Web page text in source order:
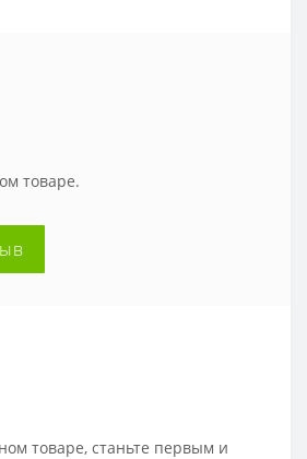
товаре.
товаре, станьте первым и